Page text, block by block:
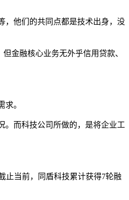
，他们的共同点都是技术出身，没
金融核心业务无外乎信用贷款、
。
。而科技公司所做的，是将企业工
止当前，同盾科技累计获得7轮融